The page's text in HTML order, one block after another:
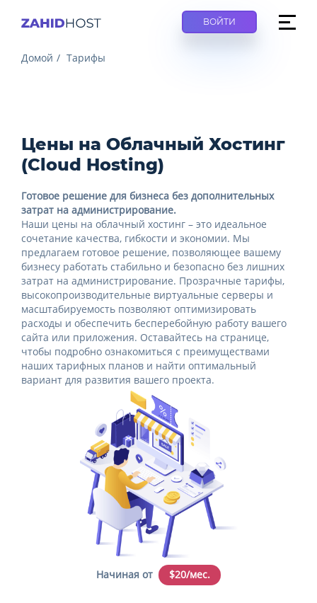
ВОЙТИ
Домой Тарифы
Цены на Облачный Хостинг
(Cloud Hosting)
Готовое решение для бизнеса без дополнительных
затрат на администрирование.
Наши цены на облачный хостинг – это идеальное
сочетание качества, гибкости и экономии. Мы
предлагаем готовое решение, позволяющее вашему
бизнесу работать стабильно и безопасно без лишних
затрат на администрирование. Прозрачные тарифы,
высокопроизводительные виртуальные серверы и
масштабируемость позволяют оптимизировать
расходы и обеспечить бесперебойную работу вашего
сайта или приложения. Оставайтесь на странице,
чтобы подробно ознакомиться с преимуществами
наших тарифных планов и найти оптимальный
вариант для развития вашего проекта.
Начиная от $20/мес.